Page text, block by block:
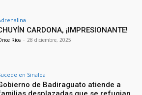
CARDONA, ¡IMPRESIONANTE!
Ríos - 28 diciembre, 2025
en Sinaloa
de Badiraguato atiende a